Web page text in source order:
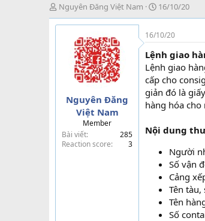
T
h
r
Nguyên Đăng Việt Nam
N
g
y
g
ử
i
16/10/20
Nguyên Đăng
Việt Nam
Member
Bài viết
285
Reaction score
3
16/10/20
Lệnh giao
Lệnh giao
cấp cho
giản đó là
hàng hóa
Nội dung
Người
Số vận
Cảng
Tên tàu,
Tên
Số